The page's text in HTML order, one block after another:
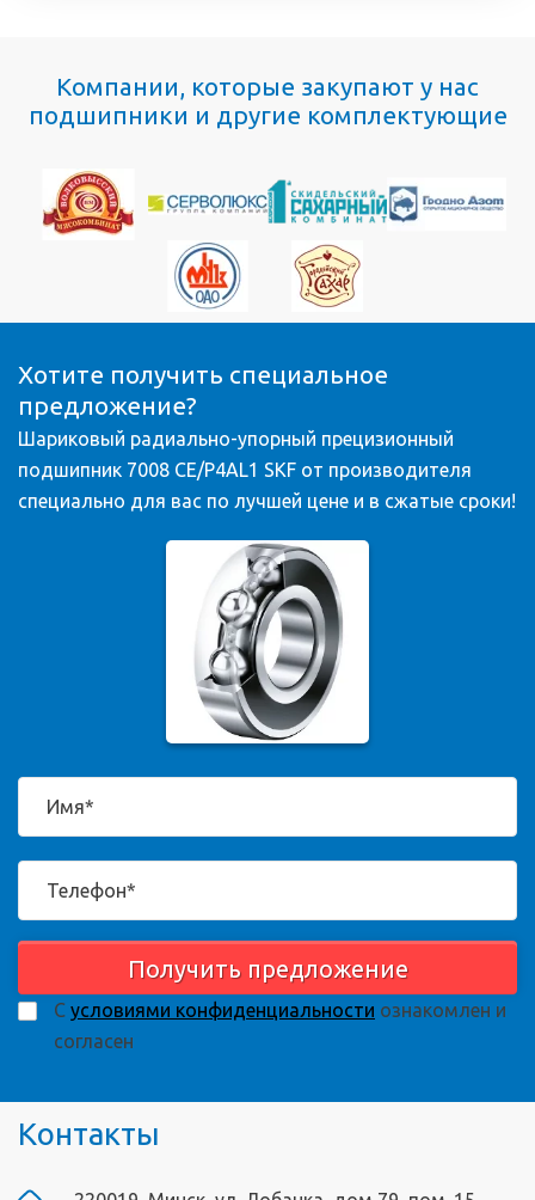
Компании, которые закупают у нас
подшипники и другие комплектующие
Хотите получить специальное
предложение?
Шариковый радиально-упорный прецизионный
подшипник 7008 CE/P4AL1 SKF от производителя
специально для вас по лучшей цене и в сжатые сроки!
Получить предложение
С условиями конфиденциальности ознакомлен и
согласен
Контакты